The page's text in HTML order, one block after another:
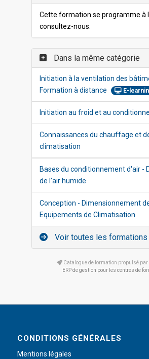
Cette formation se programme à
consultez-nous.
Dans la même catégorie
Initiation à la ventilation des
Formation à distance
E-
Initiation au froid et au
Connaissances du chauffage et
climatisation
Bases du conditionnement d'air -
de l’air humide
Conception - Dimensionnement
Equipements de Climatisation
Voir toutes les formations
Catalogue de formation propulsé par
ERP de gestion pour les centres de
CONDITIONS GÉNÉRALES
Mentions légales